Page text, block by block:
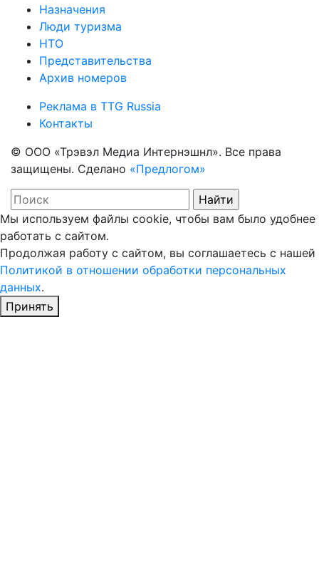
Назначения
Люди туризма
НТО
Представительства
Архив номеров
Реклама в TTG Russia
Контакты
© ООО «Трэвэл Медиа Интернэшнл». Все права
защищены. Сделано «Предлогом»
Мы используем файлы cookie, чтобы вам было удобнее
работать с сайтом.
Продолжая работу с сайтом, вы соглашаетесь с нашей
Политикой в отношении обработки персональных
данных.
Принять